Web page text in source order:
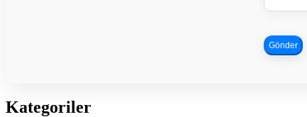
Gönder
Kategoriler